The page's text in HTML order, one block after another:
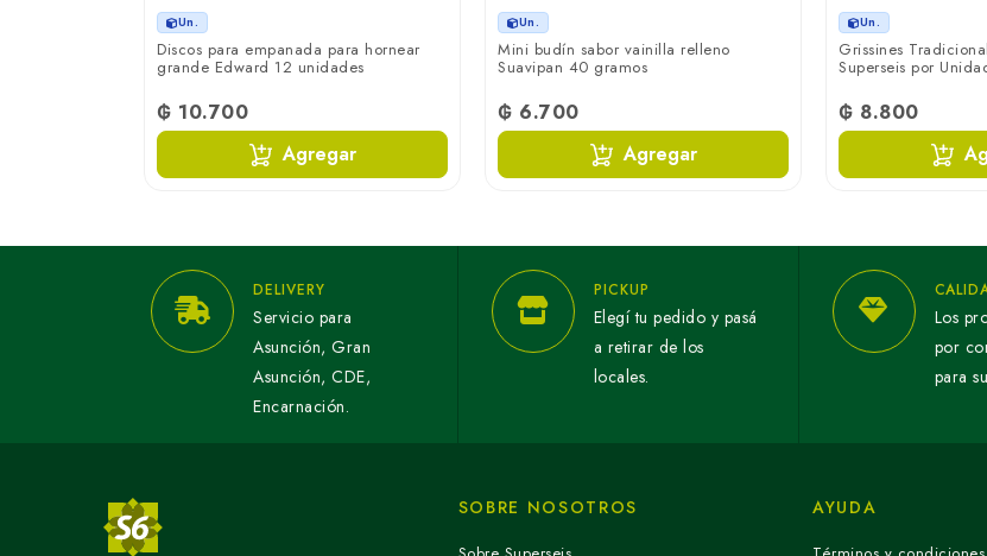
Un.
Discos para empanada para hornear
grande Edward 12 unidades
₲ 10.700
Agregar
Un.
Mini budín sabor vainilla relleno
Suavipan 40 gramos
₲ 6.700
Agregar
Un.
Grissines
Superseis por
₲ 8.800
DELIVERY
Servicio para
Asunción, Gran
Asunción, CDE,
Encarnación.
PICKUP
Elegí tu pedido y pasá
a retirar de los
locales.
Los
por
para
SOBRE NOSOTROS AYUDA